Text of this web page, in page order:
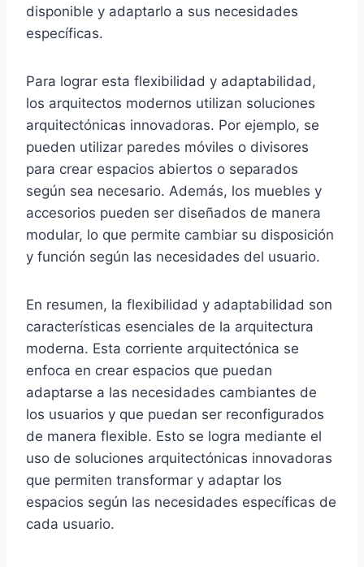
disponible y adaptarlo a sus necesidades
específicas.
Para lograr esta flexibilidad y adaptabilidad,
los arquitectos modernos utilizan soluciones
arquitectónicas innovadoras. Por ejemplo, se
pueden utilizar paredes móviles o divisores
para crear espacios abiertos o separados
según sea necesario. Además, los muebles y
accesorios pueden ser diseñados de manera
modular, lo que permite cambiar su disposición
y función según las necesidades del usuario.
En resumen, la flexibilidad y adaptabilidad son
características esenciales de la arquitectura
moderna. Esta corriente arquitectónica se
enfoca en crear espacios que puedan
adaptarse a las necesidades cambiantes de
los usuarios y que puedan ser reconfigurados
de manera flexible. Esto se logra mediante el
uso de soluciones arquitectónicas innovadoras
que permiten transformar y adaptar los
espacios según las necesidades específicas de
cada usuario.